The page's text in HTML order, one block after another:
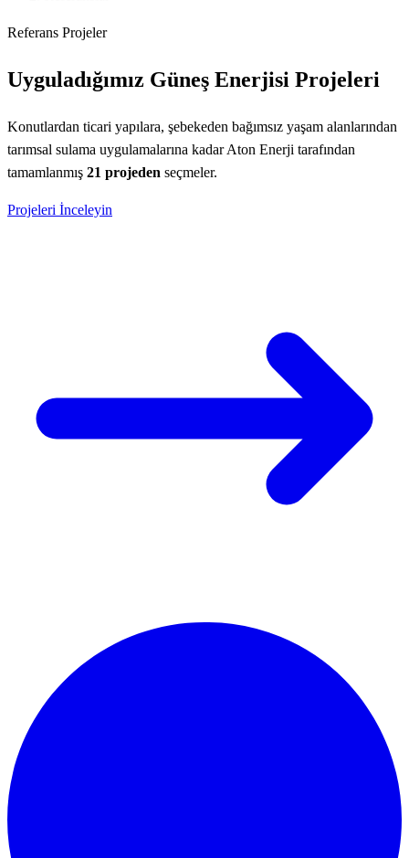
Referans Projeler
Uyguladığımız Güneş Enerjisi Projeleri
Konutlardan ticari yapılara, şebekeden bağımsız yaşam alanlarından
tarımsal sulama uygulamalarına kadar Aton Enerji tarafından
tamamlanmış 21 projeden seçmeler.
Projeleri İnceleyin